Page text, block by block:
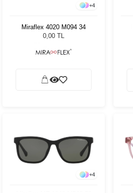
+4
Miraflex 4020 M094 34
0,00 TL
+4